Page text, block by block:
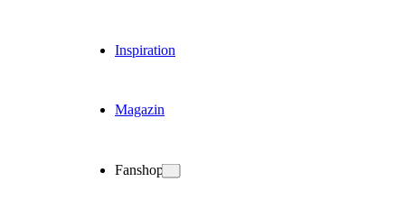
Inspiration
Magazin
Fanshop